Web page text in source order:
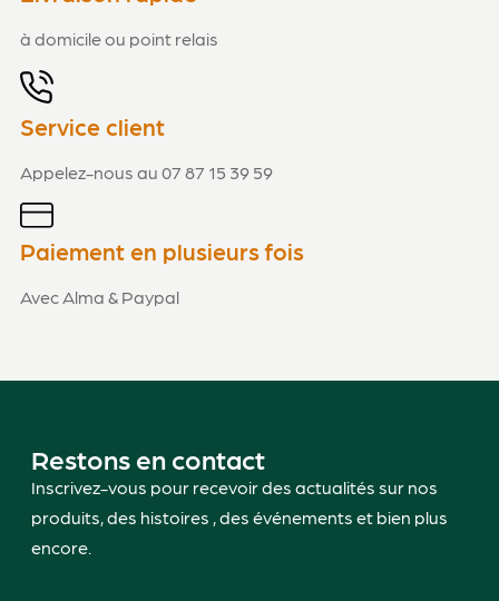
à domicile ou point relais
Service client
Appelez-nous au 07 87 15 39 59
Paiement en plusieurs fois
Avec Alma & Paypal
Restons en contact
Inscrivez-vous pour recevoir des actualités sur nos
produits, des histoires , des événements et bien plus
encore.